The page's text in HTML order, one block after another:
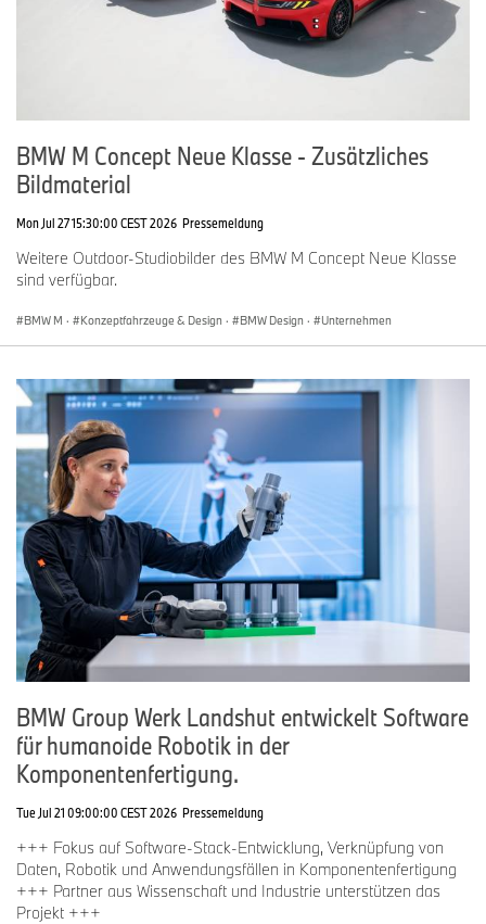
BMW M Concept Neue Klasse - Zusätzliches
Bildmaterial
Mon Jul 27 15:30:00 CEST 2026 Pressemeldung
Weitere Outdoor-Studiobilder des BMW M Concept Neue Klasse
sind verfügbar.
BMW M · Konzeptfahrzeuge & Design · BMW Design · Unternehmen
BMW Group Werk Landshut entwickelt Software
für humanoide Robotik in der
Komponentenfertigung.
Tue Jul 21 09:00:00 CEST 2026 Pressemeldung
+++ Fokus auf Software-Stack-Entwicklung, Verknüpfung von
Daten, Robotik und Anwendungsfällen in Komponentenfertigung
+++ Partner aus Wissenschaft und Industrie unterstützen das
Projekt +++